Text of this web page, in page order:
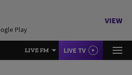
Play
VIEW
LIVE FM LIVE TV